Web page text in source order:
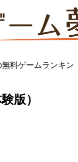
料ゲームランキン
版）